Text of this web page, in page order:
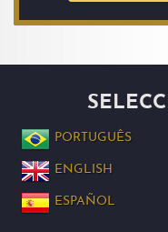
PORTUGUÊS
ENGLISH
ESPAÑOL